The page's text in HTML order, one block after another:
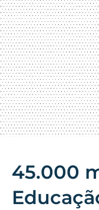
45.000